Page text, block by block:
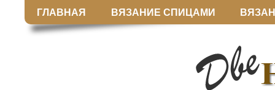
ГЛАВНАЯ ВЯЗАНИЕ СПИЦАМИ